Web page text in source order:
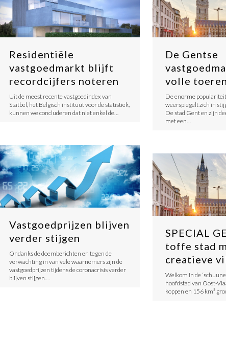
Residentiële
vastgoedmarkt blijft
recordcijfers noteren
Uit de meest recente vastgoedindex van
Statbel, het Belgisch instituut voor de statistiek,
kunnen we concluderen dat niet enkel de…
De Gentse
volle toeren
De enorme populariteit
weerspiegelt zich in
De stad Gent en zijn
met een…
Vastgoedprijzen blijven
verder stijgen
Ondanks de doemberichten en tegen de
verwachting in van vele waarnemers zijn de
vastgoedprijzen tijdens de coronacrisis verder
blijven stijgen.…
SPECIAL
toffe stad
creatieve
Welkom in de
hoofdstad van Oost-
koppen en 156 km²